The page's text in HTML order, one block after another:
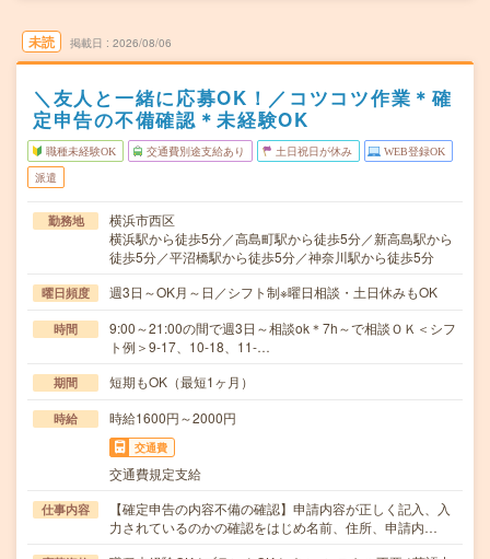
未読 掲載日 2026/08/06
＼友人と一緒に応募OK！／コツコツ作業＊確
定申告の不備確認＊未経験OK
職種未経験OK 交通費別途支給あり 土日祝日が休み WEB登録OK
派遣
勤務地
横浜市西区
横浜駅から徒歩5分／高島町駅から徒歩5分／新高島駅から
徒歩5分／平沼橋駅から徒歩5分／神奈川駅から徒歩5分
曜日頻度 週3日～OK月～日／シフト制※曜日相談・土日休みもOK
時間
9:00～21:00の間で週3日～相談ok＊7h～で相談ＯＫ＜シフ
ト例＞9-17、10-18、11-…
期間 短期もOK（最短1ヶ月）
時給 時給1600円～2000円
交通費
交通費規定支給
仕事内容
【確定申告の内容不備の確認】申請内容が正しく記入、入
力されているのかの確認をはじめ名前、住所、申請内…